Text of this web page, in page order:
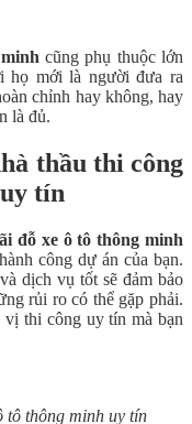
cũng phụ thuộc lớn
họ mới là người đưa ra
chỉnh hay không, hay
là đủ.
thầu thi công
tín
đỗ xe ô tô thông minh
công dự án của bạn.
dịch vụ tốt sẽ đảm bảo
rủi ro có thể gặp phải.
thi công uy tín mà bạn
tô thông minh uy tín